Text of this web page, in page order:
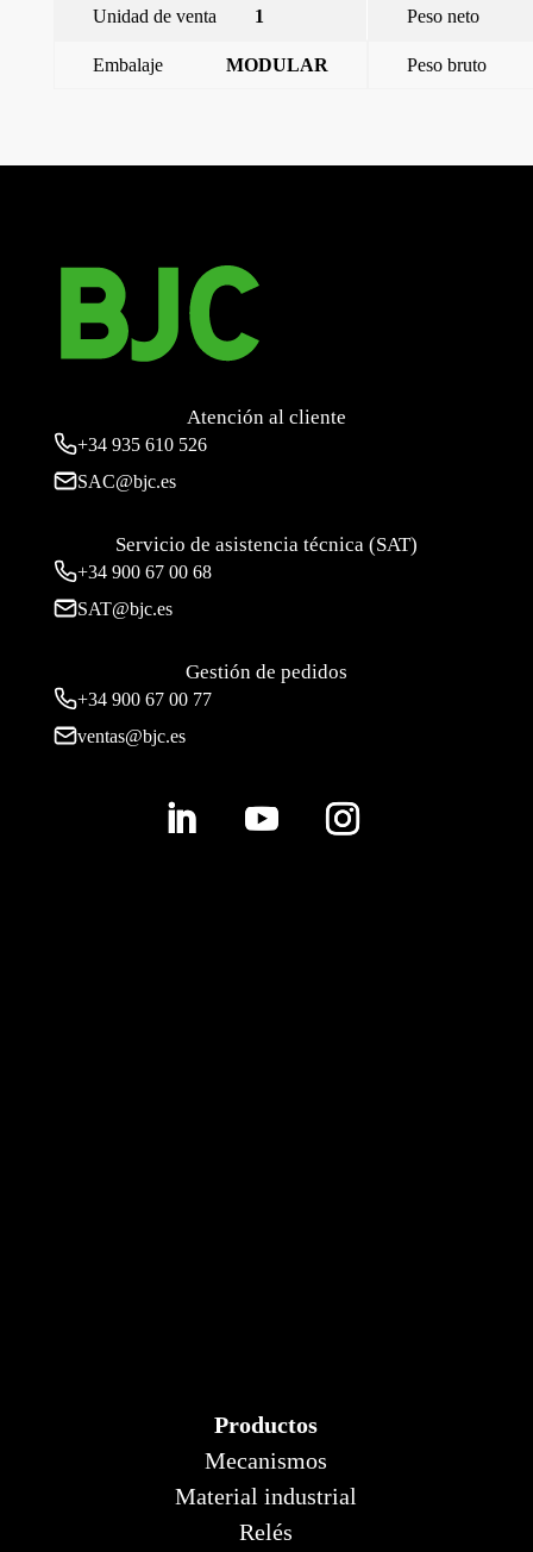
Unidad de venta 1 Peso neto
Embalaje MODULAR Peso bruto
Atención al cliente
+34 935 610 526
SAC@bjc.es
Servicio de asistencia técnica (SAT)
+34 900 67 00 68
SAT@bjc.es
Gestión de pedidos
+34 900 67 00 77
ventas@bjc.es
Productos
Mecanismos
Material industrial
Relés